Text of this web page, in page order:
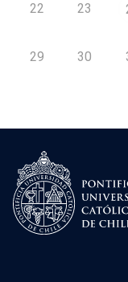
22 23
29 30